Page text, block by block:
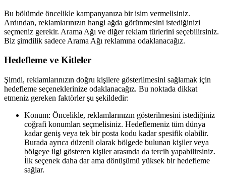
Bu bölümde öncelikle kampanyanıza bir isim vermelisiniz.
Ardından, reklamlarınızın hangi ağda görünmesini istediğinizi
seçmeniz gerekir. Arama Ağı ve diğer reklam türlerini seçebilirsiniz.
Biz şimdilik sadece Arama Ağı reklamına odaklanacağız.
Hedefleme ve Kitleler
Şimdi, reklamlarınızın doğru kişilere gösterilmesini sağlamak için
hedefleme seçeneklerinize odaklanacağız. Bu noktada dikkat
etmeniz gereken faktörler şu şekildedir:
Konum: Öncelikle, reklamlarınızın gösterilmesini istediğiniz
coğrafi konumları seçmelisiniz. Hedeflemeniz tüm dünya
kadar geniş veya tek bir posta kodu kadar spesifik olabilir.
Burada ayrıca düzenli olarak bölgede bulunan kişiler veya
bölgeye ilgi gösteren kişiler arasında da tercih yapabilirsiniz.
İlk seçenek daha dar ama dönüşümü yüksek bir hedefleme
sağlar.